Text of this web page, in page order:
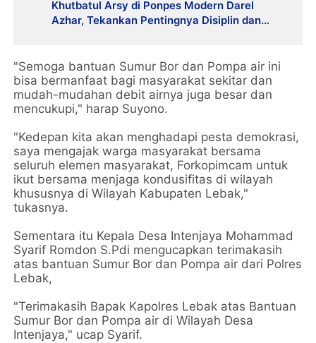
Khutbatul Arsy di Ponpes Modern Darel
Azhar, Tekankan Pentingnya Disiplin dan
"Semoga bantuan Sumur Bor dan Pompa air ini
bisa bermanfaat bagi masyarakat sekitar dan
mudah-mudahan debit airnya juga besar dan
mencukupi," harap Suyono.
"Kedepan kita akan menghadapi pesta demokrasi,
saya mengajak warga masyarakat bersama
seluruh elemen masyarakat, Forkopimcam untuk
ikut bersama menjaga kondusifitas di wilayah
khususnya di Wilayah Kabupaten Lebak,"
tukasnya.
Sementara itu Kepala Desa Intenjaya Mohammad
Syarif Romdon S.Pdi mengucapkan terimakasih
atas bantuan Sumur Bor dan Pompa air dari Polres
Lebak,
"Terimakasih Bapak Kapolres Lebak atas Bantuan
Sumur Bor dan Pompa air di Wilayah Desa
Intenjaya," ucap Syarif.